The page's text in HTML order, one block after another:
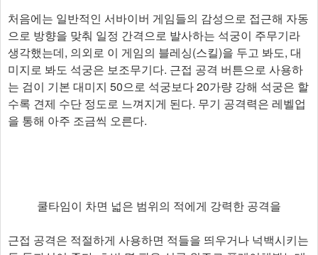
처음에는 일반적인 서바이버 게임들의 감성으로 접근해 자동
으로 방향을 맞춰 일정 간격으로 발사하는 석궁이 주무기라
생각했는데, 의외로 이 게임의 블레싱(스킬)을 두고 봐도, 대
미지로 봐도 석궁은 보조무기다. 근접 공격 버튼으로 사용하
는 검이 기본 대미지 50으로 석궁보다 20가량 강해 석궁은 할
수록 견제 수단 정도로 느껴지게 된다. 무기 공격력은 레벨업
을 통해 아주 조금씩 오른다.
쿨타임이 차면 넓은 범위의 적에게 강력한 공격을
근접 공격은 적절하게 사용하면 적들을 띄우거나 넉백시키는